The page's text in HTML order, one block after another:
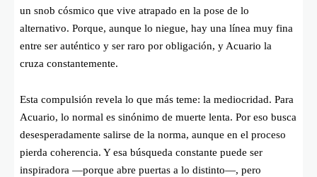
un snob cósmico que vive atrapado en la pose de lo
alternativo. Porque, aunque lo niegue, hay una línea muy fina
entre ser auténtico y ser raro por obligación, y Acuario la
cruza constantemente.
Esta compulsión revela lo que más teme: la mediocridad. Para
Acuario, lo normal es sinónimo de muerte lenta. Por eso busca
desesperadamente salirse de la norma, aunque en el proceso
pierda coherencia. Y esa búsqueda constante puede ser
inspiradora —porque abre puertas a lo distinto—, pero